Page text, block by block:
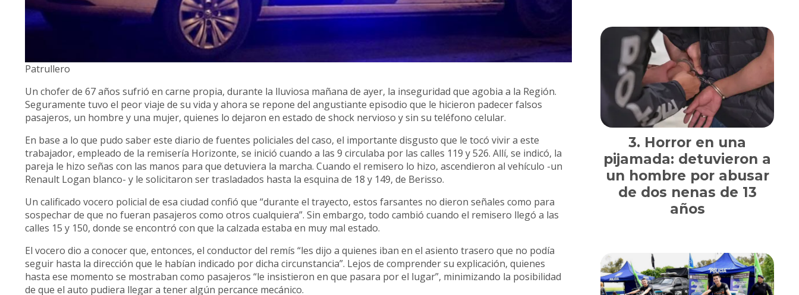
Patrullero
Un chofer de 67 años sufrió en carne propia, durante la lluviosa mañana de ayer, la inseguridad que agobia a la Región.
Seguramente tuvo el peor viaje de su vida y ahora se repone del angustiante episodio que le hicieron padecer falsos
pasajeros, un hombre y una mujer, quienes lo dejaron en estado de shock nervioso y sin su teléfono celular.
En base a lo que pudo saber este diario de fuentes policiales del caso, el importante disgusto que le tocó vivir a este
trabajador, empleado de la remisería Horizonte, se inició cuando a las 9 circulaba por las calles 119 y 526. Allí, se indicó, la
pareja le hizo señas con las manos para que detuviera la marcha. Cuando el remisero lo hizo, ascendieron al vehículo -un
Renault Logan blanco- y le solicitaron ser trasladados hasta la esquina de 18 y 149, de Berisso.
Un calificado vocero policial de esa ciudad confió que “durante el trayecto, estos farsantes no dieron señales como para
sospechar de que no fueran pasajeros como otros cualquiera”. Sin embargo, todo cambió cuando el remisero llegó a las
calles 15 y 150, donde se encontró con que la calzada estaba en muy mal estado.
El vocero dio a conocer que, entonces, el conductor del remís “les dijo a quienes iban en el asiento trasero que no podía
seguir hasta la dirección que le habían indicado por dicha circunstancia”. Lejos de comprender su explicación, quienes
hasta ese momento se mostraban como pasajeros “le insistieron en que pasara por el lugar”, minimizando la posibilidad
de que el auto pudiera llegar a tener algún percance mecánico.
Horror en una
pijamada: detuvieron a
un hombre por abusar
de dos nenas de 13
años